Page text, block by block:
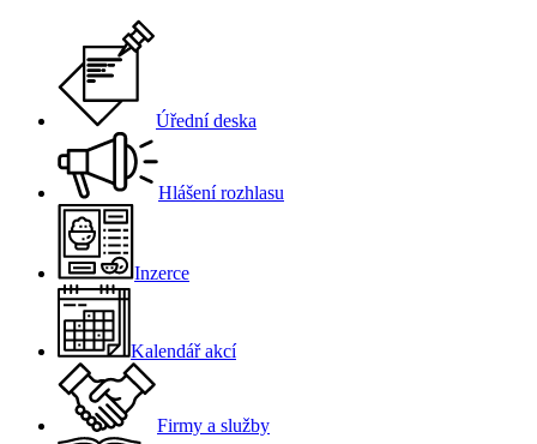
Úřední deska
Hlášení rozhlasu
Inzerce
Kalendář akcí
Firmy a služby